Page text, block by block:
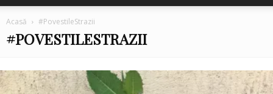
Acasă #PovestileStrazii
#POVESTILESTRAZII